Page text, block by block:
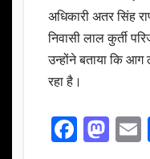
अधिकारी अतर सिंह
निवासी लाल कुर्ती
उन्होंने बताया कि आग
रहा है।
F
M